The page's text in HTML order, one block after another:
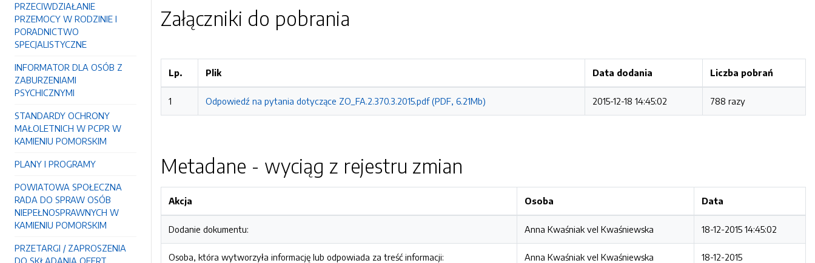
PRZECIWDZIAŁANIE
PRZEMOCY W RODZINIE I
PORADNICTWO
SPECJALISTYCZNE
INFORMATOR DLA OSÓB Z
ZABURZENIAMI
PSYCHICZNYMI
STANDARDY OCHRONY
MAŁOLETNICH W PCPR W
KAMIENIU POMORSKIM
PLANY I PROGRAMY
POWIATOWA SPOŁECZNA
RADA DO SPRAW OSÓB
NIEPEŁNOSPRAWNYCH W
KAMIENIU POMORSKIM
PRZETARGI / ZAPROSZENIA
DO SKŁADANIA OFERT
Załączniki do pobrania
Lp. Plik Data dodania Liczba pobrań
1 Odpowiedź na pytania dotyczące ZO_FA.2.370.3.2015.pdf (PDF, 6.21Mb) 2015-12-18 14:45:02 788 razy
Metadane - wyciąg z rejestru zmian
Akcja Osoba Data
Dodanie dokumentu: Anna Kwaśniak vel Kwaśniewska 18-12-2015 14:45:02
Osoba, która wytworzyła informację lub odpowiada za treść informacji: Anna Kwaśniak vel Kwaśniewska 18-12-2015